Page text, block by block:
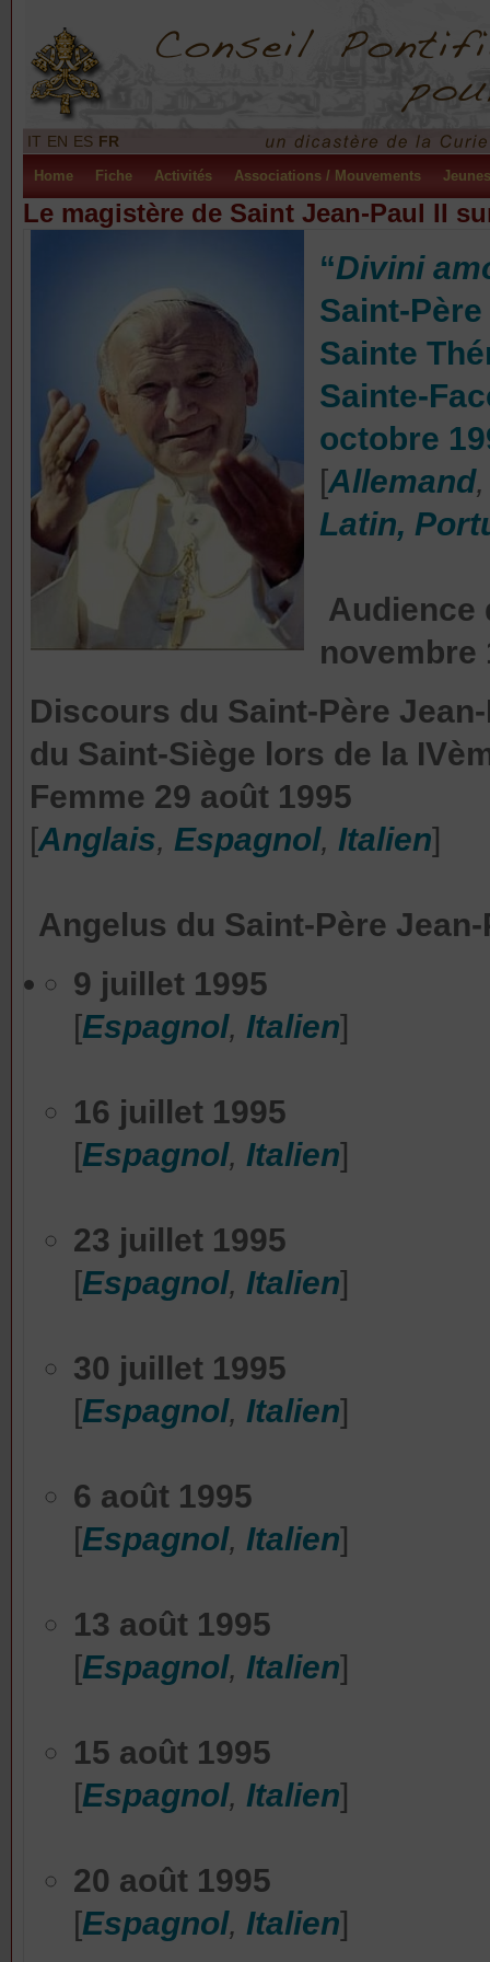
IT EN ES FR
Home Fiche Activités Associations / Mouvements Jeunes
Le magistère de Saint Jean-Paul II
“Divini
Saint-
Sainte
Sainte-
octobre
[Allemand
Latin,
Audience
novembre
Discours du Saint-Père
du Saint-Siège lors de la
Femme 29 août 1995
[Anglais, Espagnol, Italien]
Angelus du Saint-Père Jean-
9 juillet 1995
[Espagnol, Italien]
16 juillet 1995
[Espagnol, Italien]
23 juillet 1995
[Espagnol, Italien]
30 juillet 1995
[Espagnol, Italien]
6 août 1995
[Espagnol, Italien]
13 août 1995
[Espagnol, Italien]
15 août 1995
[Espagnol, Italien]
20 août 1995
[Espagnol, Italien]